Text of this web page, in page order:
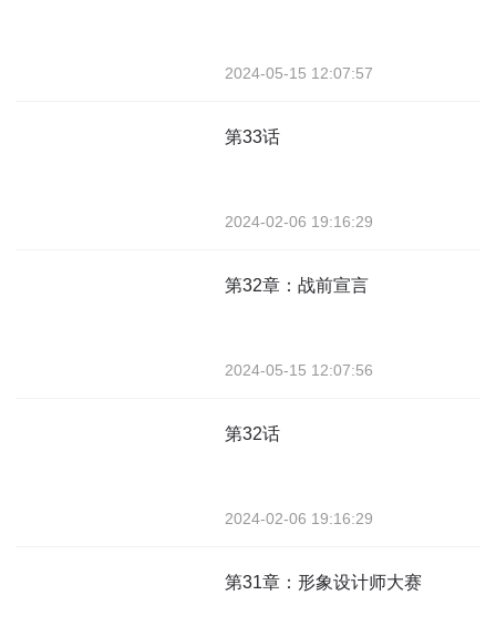
2024-05-15 12:07:57
第33话
2024-02-06 19:16:29
第32章：战前宣言
2024-05-15 12:07:56
第32话
2024-02-06 19:16:29
第31章：形象设计师大赛